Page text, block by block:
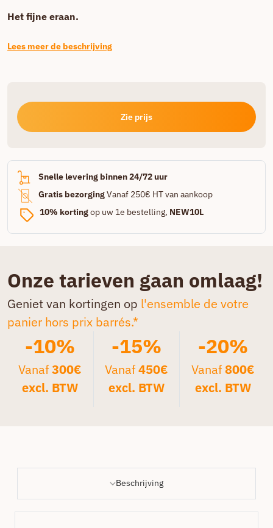
Het fijne eraan.
Lees meer de beschrijving
Zie prijs
Snelle levering binnen 24/72 uur
Gratis bezorgingVanaf 250€ HT van aankoop
10% kortingop uw 1e bestelling, NEW10L
Onze tarieven gaan omlaag!
Geniet van kortingen op l'ensemble de votre
panier hors prix barrés.*
-10%
Vanaf300€
excl. BTW
-15%
Vanaf450€
excl. BTW
-20%
Vanaf800€
excl. BTW
Beschrijving